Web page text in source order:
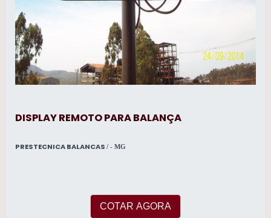
DISPLAY REMOTO PARA BALANÇA
PRESTECNICA BALANCAS / - MG
COTAR AGORA